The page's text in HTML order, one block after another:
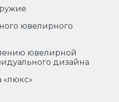
ювелирного
ювелирной
дизайна
«люкс»